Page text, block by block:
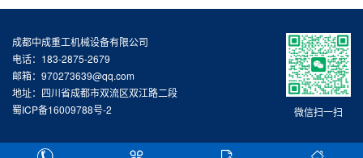
微信扫一扫
成都中成重工机械设备有限公司
电话：183-2875-2679
邮箱：970273639@qq.com
地址：四川省成都市双流区双江路二段
蜀ICP备16009788号-2